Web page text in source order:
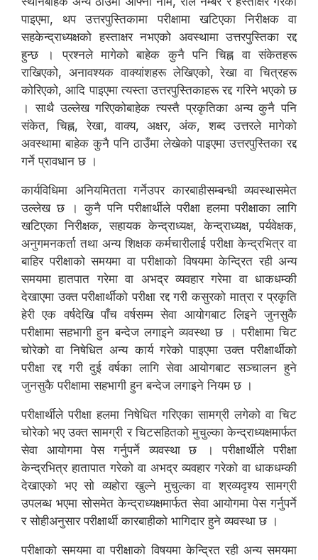
पाइएमा, थप उत्तरपुस्तिकामा परीक्षामा खटिएका निरीक्षक वा
सहकेन्द्राध्यक्षको हस्ताक्षर नभएको अवस्थामा उत्तरपुस्तिका रद्द
हुन्छ । प्रश्नले मागेको बाहेक कुनै पनि चिह्न वा संकेतहरू
राखिएको, अनावश्यक वाक्यांशहरू लेखिएको, रेखा वा चित्रहरू
कोरिएको, आदि पाइएमा त्यस्ता उत्तरपुस्तिकाहरू रद्द गरिने भएको छ
। साथै उल्लेख गरिएकोबाहेक त्यस्तै प्रकृतिका अन्य कुनै पनि
संकेत, चिह्न, रेखा, वाक्य, अक्षर, अंक, शब्द उत्तरले मागेको
अवस्थामा बाहेक कुनै पनि ठाउँमा लेखेको पाइएमा उत्तरपुस्तिका रद्द
गर्ने प्रावधान छ ।
कार्यविधिमा अनियमितता गर्नेउपर कारबाहीसम्बन्धी व्यवस्थासमेत
उल्लेख छ । कुनै पनि परीक्षार्थीले परीक्षा हलमा परीक्षाका लागि
खटिएका निरीक्षक, सहायक केन्द्राध्यक्ष, केन्द्राध्यक्ष, पर्यवेक्षक,
अनुगमनकर्ता तथा अन्य शिक्षक कर्मचारीलाई परीक्षा केन्द्रभित्र वा
बाहिर परीक्षाको समयमा वा परीक्षाको विषयमा केन्द्रित रही अन्य
समयमा हातपात गरेमा वा अभद्र व्यवहार गरेमा वा धाकधम्की
देखाएमा उक्त परीक्षार्थीको परीक्षा रद्द गरी कसुरको मात्रा र प्रकृति
हेरी एक वर्षदेखि पाँच वर्षसम्म सेवा आयोगबाट लिइने जुनसुकै
परीक्षामा सहभागी हुन बन्देज लगाइने व्यवस्था छ । परीक्षामा चिट
चोरेको वा निषेधित अन्य कार्य गरेको पाइएमा उक्त परीक्षार्थीको
परीक्षा रद्द गरी दुई वर्षका लागि सेवा आयोगबाट सञ्चालन हुने
जुनसुकै परीक्षामा सहभागी हुन बन्देज लगाइने नियम छ ।
परीक्षार्थीले परीक्षा हलमा निषेधित गरिएका सामग्री लगेको वा चिट
चोरेको भए उक्त सामग्री र चिटसहितको मुचुल्का केन्द्राध्यक्षमार्फत
सेवा आयोगमा पेस गर्नुपर्ने व्यवस्था छ । परीक्षार्थीले परीक्षा
केन्द्रभित्र हातापात गरेको वा अभद्र व्यवहार गरेको वा धाकधम्की
देखाएको भए सो व्यहोरा खुल्ने मुचुल्का वा श्रव्यदृश्य सामग्री
उपलब्ध भएमा सोसमेत केन्द्राध्यक्षमार्फत सेवा आयोगमा पेस गर्नुपर्ने
र सोहीअनुसार परीक्षार्थी कारबाहीको भागिदार हुने व्यवस्था छ ।
परीक्षाको समयमा वा परीक्षाको विषयमा केन्द्रित रही अन्य समयमा